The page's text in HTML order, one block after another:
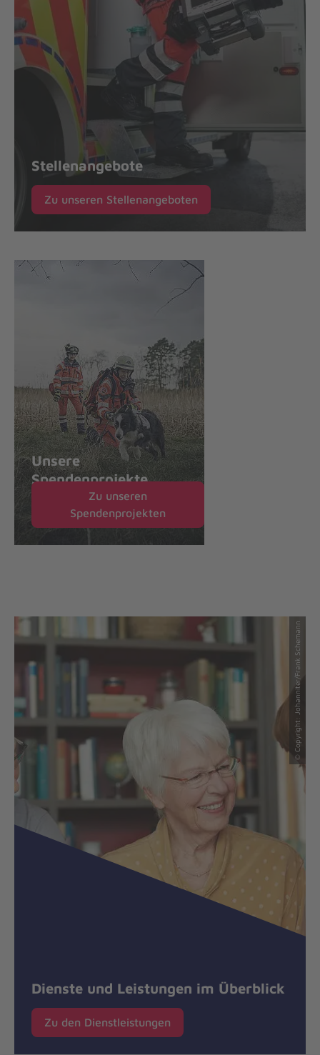
Stellenangebote
Zu unseren Stellenangeboten
Unsere
Spendenprojekte
Zu unseren
Spendenprojekten
© Copyright: Johanniter/Frank Schemann
Dienste und Leistungen im Überblick
Zu den Dienstleistungen